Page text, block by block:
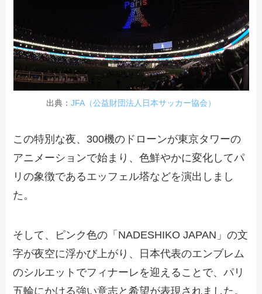
出典： JFA（公益財団法人日本サッカー協会）
この特別な夜、300機のドローンが東京タワーの
アニメーションで始まり、色鮮やかに変化してパ
リの象徴であるエッフェル塔などを演出しまし
た。
そして、ピンク色の「NADESHIKO JAPAN」の文
字が夜空に浮かび上がり、日本代表のエンブレム
のシルエットでフィナーレを迎えることで、パリ
五輪にかける強い意志と希望が表現されました。